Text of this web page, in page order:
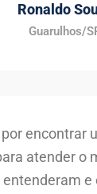
Ronaldo
Guarulhos/
encontrar
atender o
entenderam